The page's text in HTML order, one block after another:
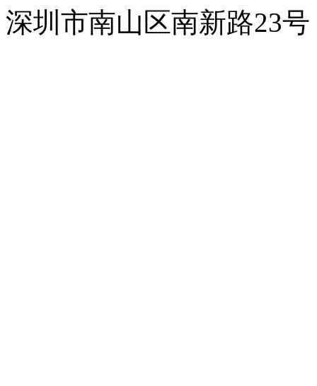
深圳市南山区南新路23